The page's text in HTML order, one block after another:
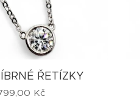
ŘETÍZKY
Kč